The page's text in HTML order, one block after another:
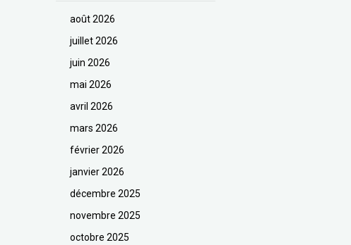
août 2026
juillet 2026
juin 2026
mai 2026
avril 2026
mars 2026
février 2026
janvier 2026
décembre 2025
novembre 2025
octobre 2025